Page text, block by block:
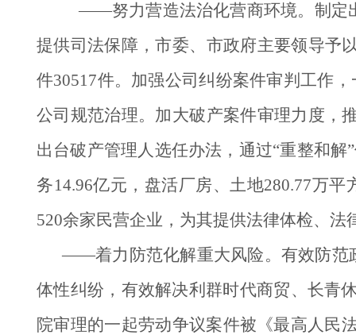
——努力营造法治化营商环境。制定
提供司法保障，市委、市政府主要领导予
件30517件。加强公司纠纷案件审判工作
公司规范治理。加大破产案件审理力度，
出台破产管理人选任办法，通过“重整和
务14.96亿元，盘活厂房、土地280.77万
520余家民营企业，为其提供法律体检、
——着力防范化解重大风险。有效防范
体性纠纷，有效解决利群时代商贸、长青
院审理的一起劳动争议案件被《最高人民